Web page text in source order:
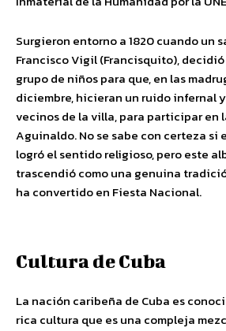
Surgieron entorno a 1820 cuando un
Francisco Vigil (Francisquito),
grupo de niños para que, en las
diciembre, hicieran un ruido infernal
vecinos de la villa, para participar en
Aguinaldo. No se sabe con certeza si
logró el sentido religioso, pero este
trascendió como una genuina
ha convertido en Fiesta Nacional.
Cultura de Cuba
La nación caribeña de Cuba es
rica cultura que es una compleja